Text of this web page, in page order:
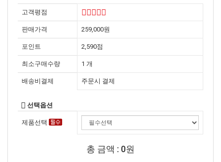
고객평점
판매가격 259,000원
포인트 2,590점
최소구매수량 1 개
배송비결제 주문시 결제
선택옵션
제품선택
총 금액 : 0원